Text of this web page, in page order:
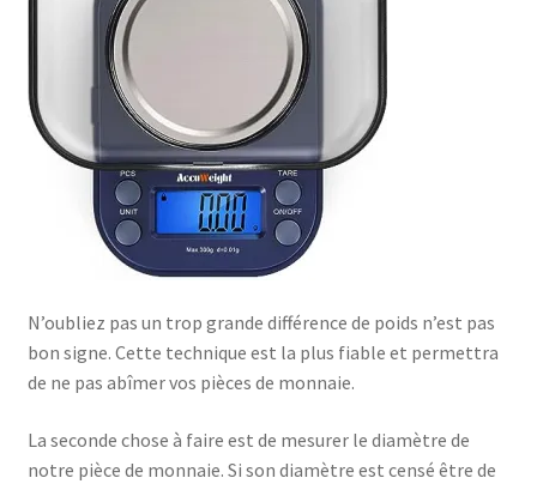
N’oubliez pas un trop grande différence de poids n’est pas
bon signe. Cette technique est la plus fiable et permettra
de ne pas abîmer vos pièces de monnaie.
La seconde chose à faire est de mesurer le diamètre de
notre pièce de monnaie. Si son diamètre est censé être de